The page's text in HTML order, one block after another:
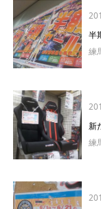
半
練
新
練